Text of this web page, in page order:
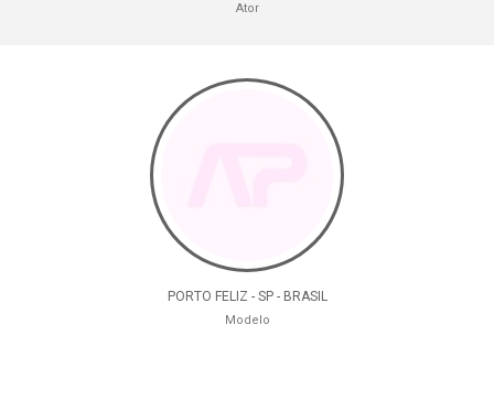
Ator
PORTO FELIZ - SP - BRASIL
Modelo